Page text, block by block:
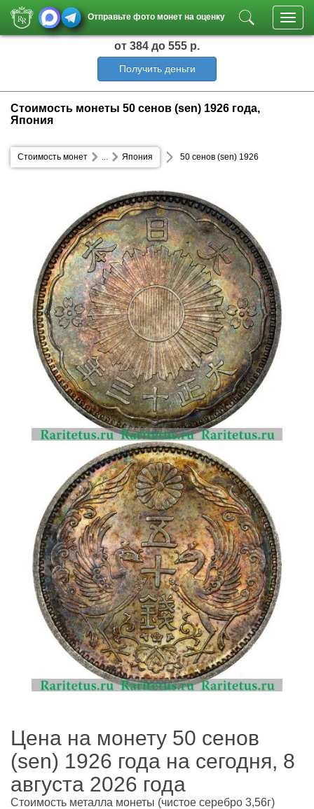
Отправьте фото монет на оценку
от 384 до 555 р.
Получить деньги
Стоимость монеты 50 сенов (sen) 1926 года,
Япония
Стоимость монет Япония
... 50 сенов (sen) 1926
Цена на монету 50 сенов
(sen) 1926 года на сегодня, 8
августа 2026 года
Стоимость металла монеты (чистое серебро 3,56г)